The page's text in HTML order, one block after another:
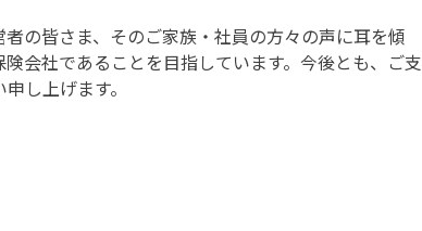
の皆さま、そのご家族・社員の方々の声に耳を傾
会社であることを目指しています。今後とも、ご支
し上げます。